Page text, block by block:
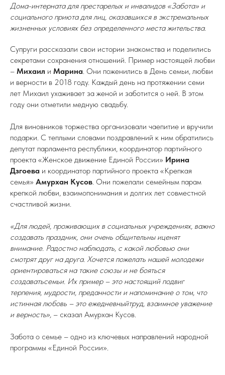
Дома-интерната для престарелых и инвалидов «Забота» и
социального приюта для лиц, оказавшихся в экстремальных
жизненных условиях без определенного места жительства.
Супруги рассказали свои истории знакомства и поделились
секретами сохранения отношений. Пример настоящей любви
– Михаил и Марина. Они поженились в День семьи, любви
и верности в 2018 году. Каждый день на протяжении семи
лет Михаил ухаживает за женой и заботится о ней. В этом
году они отметили медную свадьбу.
Для виновников торжества организовали чаепитие и вручили
подарки. С теплыми словами поздравлений к ним обратились
депутат парламента республики, координатор партийного
проекта «Женское движение Единой России» Ирина
Дзгоева и координатор партийного проекта «Крепкая
семья» Амурхан Кусов. Они пожелали семейным парам
крепкой любви, взаимопонимания и долгих лет совместной
счастливой жизни.
«Для людей, проживающих в социальных учреждениях, важно
создавать праздник, они очень общительны иценят
внимание. Радостно наблюдать, с какой любовью они
смотрят друг на друга. Хочется пожелать нашей молодежи
ориентироваться на такие союзы и не бояться
создаватьсемьи. Их пример – это настоящий подвиг
терпения, мудрости, преданности и напоминание о том, что
истинная любовь – это ежедневныйтруд, взаимное уважение
и верность», – сказал Амурхан Кусов.
Забота о семье – одно из ключевых направлений народной
программы «Единой России».